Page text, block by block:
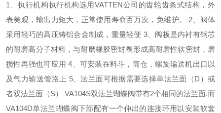
1 、执行机构执行机构选用VATTEN公司的齿轮齿条式结构，外
表美观，输出力矩大，正常使用寿命百万次，免维护。
2 、阀体
采用轻巧的高压铸铝合金制成，重量轻便 3、阀板是内衬有钢芯
的耐磨高分子材料，与耐磨橡胶密封圈形成高耐磨性软密封，磨
损性再强也可应用 4 、可安装在料斗，筒仓，螺旋输送机出口以
及气力输送管路上 5、法兰面可根据需要选择单法兰面（D ）或
者双法兰面（S） VA104S双法兰蝴蝶阀带有2个相同的法兰面.而
VA104D单法兰蝴蝶阀下部配有一个伸出的连接环用以安装软套